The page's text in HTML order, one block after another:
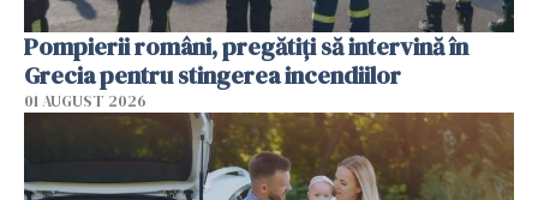
Pompierii români, pregătiţi să intervină în
Grecia pentru stingerea incendiilor
01 AUGUST 2026